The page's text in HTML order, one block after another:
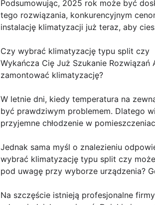
Podsumowując, 2025 rok może być
tego rozwiązania, konkurencyjnym
instalację klimatyzacji już teraz, aby
Czy wybrać klimatyzację typu split czy
Wykańcza Cię Już Szukanie
zamontować klimatyzację?
W letnie dni, kiedy temperatura na
być prawdziwym problemem. Dlatego
przyjemne chłodzenie w
Jednak sama myśl o znalezieniu
wybrać klimatyzację typu split czy
pod uwagę przy wyborze urządzenia?
Na szczęście istnieją profesjonalne